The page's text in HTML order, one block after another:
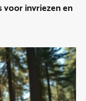
voor invriezen en